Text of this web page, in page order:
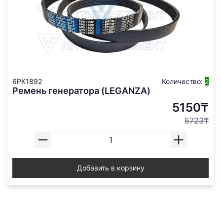
6PK1892 Количество: 2
Ремень генератора (LEGANZA)
5150₸
5723₸
Добавить в корзину